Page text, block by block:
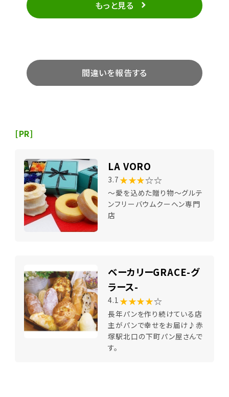
もっと見る
間違いを報告する
[PR]
LA VORO
3.7 ★★★☆☆
～愛を込めた贈り物～グルテ
ンフリーバウムクーヘン専門
店
ベーカリーGRACE-グ
ラース-
4.1 ★★★★☆
長年パンを作り続けている店
主がパンで幸せをお届け♪赤
塚駅北口の下町パン屋さんで
す。